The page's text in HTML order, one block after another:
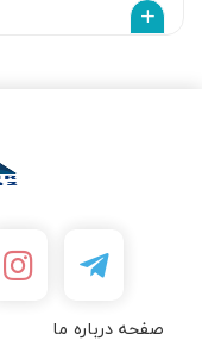
صفحه درباره ما